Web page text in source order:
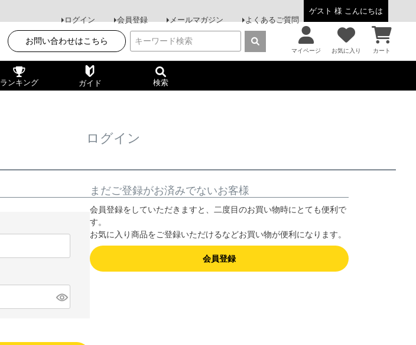
ゲスト 様 こんにちは
ログイン
会員登録 メールマガジン よくあるご質問
お問い合わせはこちら
マイページ お気に入り カート
ランキング ガイド 検索
ログイン
まだご登録がお済みでないお客様
会員登録をしていただきますと、二度目のお買い物時にとても便利で
す。
お気に入り商品をご登録いただけるなどお買い物が便利になります。
会員登録